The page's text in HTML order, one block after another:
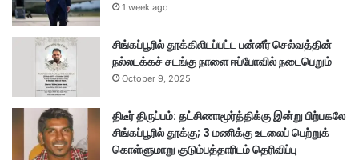
1 week ago
சிங்கப்பூரில் தூக்கிலிடப்பட்ட பன்னீர் செல்வத்தின்
நல்லடக்கச் சடங்கு நாளை ஈப்போவில் நடைபெறும்
October 9, 2025
திடீர் திருப்பம்: தட்சிணாமூர்த்திக்கு இன்று பிற்பகலே
சிங்கப்பூரில் தூக்கு; 3 மணிக்கு உடலைப் பெற்றுக்
கொள்ளுமாறு குடும்பத்தாரிடம் தெரிவிப்பு